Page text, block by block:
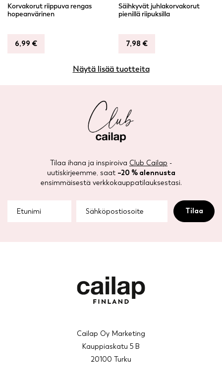
Korvakorut riippuva rengas
hopeanvärinen
6,99 €
Säihkyvät juhlakorvakorut
pienillä riipuksilla
7,98 €
Näytä lisää tuotteita
Tilaa ihana ja inspiroiva Club Cailap -
uutiskirjeemme, saat –20 % alennusta
ensimmäisestä verkkokauppatilauksestasi.
Cailap Oy Marketing
Kauppiaskatu 5 B
20100 Turku